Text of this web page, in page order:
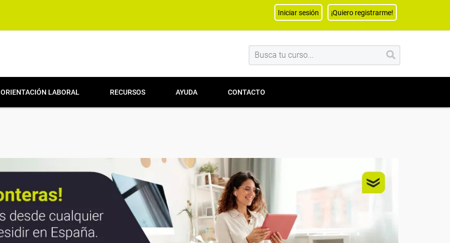
Iniciar sesión ¡Quiero registrarme!
ORIENTACIÓN LABORAL RECURSOS AYUDA CONTACTO